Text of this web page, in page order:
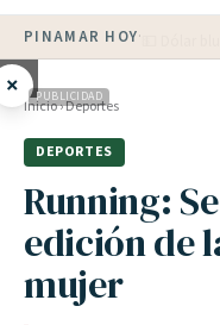
PINAMAR HOY·
× PUBLICIDAD
Inicio›Deportes
DEPORTES
Running:
edición de
mujer